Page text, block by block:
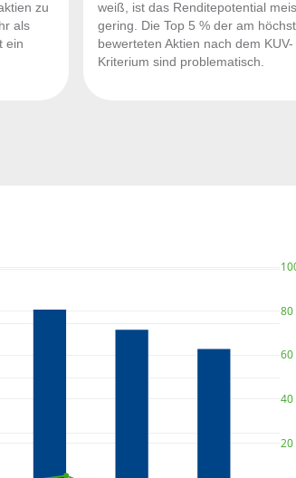
zu
als
ein
weiß, ist das Renditepotential
gering. Die Top 5 % der am
bewerteten Aktien nach dem KUV-
Kriterium sind problematisch.
20
40
60
80